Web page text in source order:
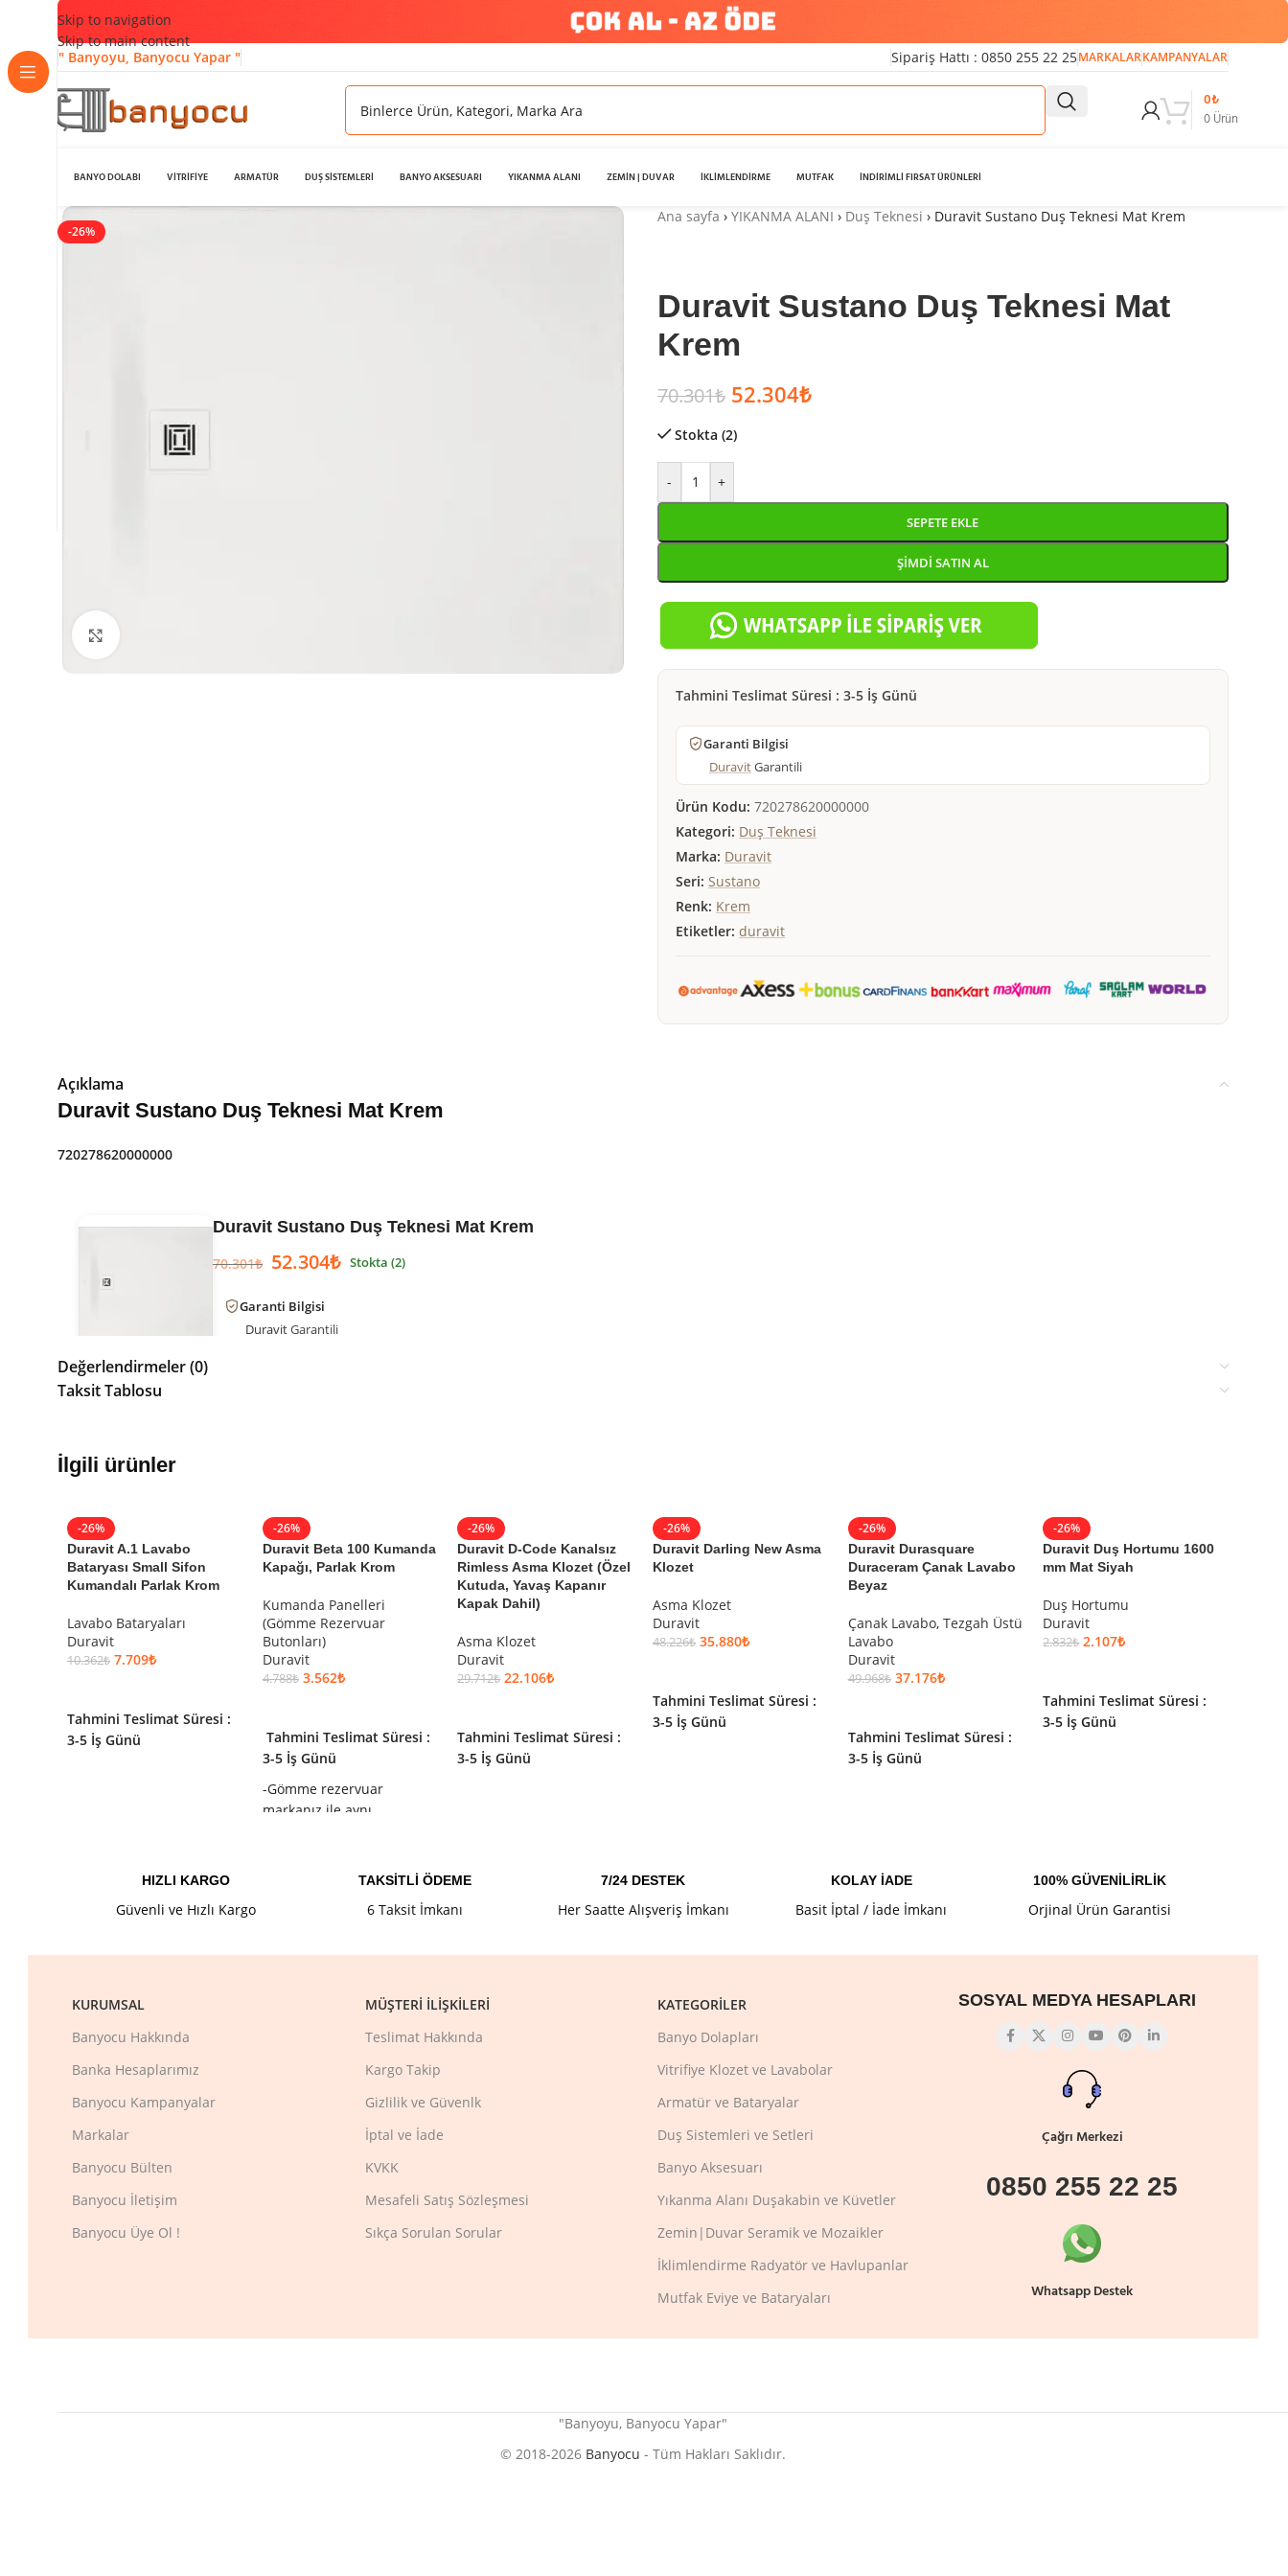
Skip to navigation
Skip to main content
" Banyoyu, Banyocu Yapar "
Sipariş Hattı : 0850 255 22 25MARKALARKAMPANYALAR
0Ürün
0₺
BANYO DOLABI VİTRİFİYE ARMATÜR DUŞ SİSTEMLERİ BANYO AKSESUARI YIKANMA ALANI ZEMİN | DUVAR İKLİMLENDİRME MUTFAK İNDİRİMLİ FIRSAT ÜRÜNLERİ
-26%
Ana sayfa › YIKANMA ALANI › Duş Teknesi › Duravit Sustano Duş Teknesi Mat Krem
Duravit Sustano Duş Teknesi Mat
Krem
70.301₺ 52.304₺
Stokta (2)
- +
SEPETE EKLE
ŞIMDI SATIN AL
Tahmini Teslimat Süresi : 3-5 İş Günü
Garanti Bilgisi
DuravitGarantili
Ürün Kodu: 720278620000000
Kategori: Duş Teknesi
Marka: Duravit
Seri: Sustano
Renk: Krem
Etiketler: duravit
Açıklama
Duravit Sustano Duş Teknesi Mat Krem
720278620000000
Duravit Sustano Duş Teknesi Mat Krem
70.301₺ 52.304₺ Stokta (2)
Garanti Bilgisi
DuravitGarantili
Değerlendirmeler (0)
Taksit Tablosu
İlgili ürünler
-26%
Duravit A.1 Lavabo
Bataryası Small Sifon
Kumandalı Parlak Krom
Lavabo Bataryaları
Duravit
10.362₺ 7.709₺
Tahmini Teslimat Süresi :
3-5 İş Günü
-26%
Duravit Beta 100 Kumanda
Kapağı, Parlak Krom
Kumanda Panelleri
(Gömme Rezervuar
Butonları)
Duravit
4.788₺ 3.562₺
Tahmini Teslimat Süresi :
3-5 İş Günü
-Gömme rezervuar
markanız ile aynı
-26%
Duravit D-Code Kanalsız
Rimless Asma Klozet (Özel
Kutuda, Yavaş Kapanır
Kapak Dahil)
Asma Klozet
Duravit
29.712₺ 22.106₺
Tahmini Teslimat Süresi :
3-5 İş Günü
-26%
Duravit Darling New Asma
Klozet
Asma Klozet
Duravit
48.226₺ 35.880₺
Tahmini Teslimat Süresi :
3-5 İş Günü
-26%
Duravit Durasquare
Duraceram Çanak Lavabo
Beyaz
Çanak Lavabo, Tezgah Üstü
Lavabo
Duravit
49.968₺ 37.176₺
Tahmini Teslimat Süresi :
3-5 İş Günü
-26%
Duravit Duş Hortumu 1600
mm Mat Siyah
Duş Hortumu
Duravit
2.832₺ 2.107₺
Tahmini Teslimat Süresi :
3-5 İş Günü
HIZLI KARGO
Güvenli ve Hızlı Kargo
TAKSİTLİ ÖDEME
6 Taksit İmkanı
7/24 DESTEK
Her Saatte Alışveriş İmkanı
KOLAY İADE
Basit İptal / İade İmkanı
100% GÜVENİLİRLİK
Orjinal Ürün Garantisi
KURUMSAL
Banyocu Hakkında
Banka Hesaplarımız
Banyocu Kampanyalar
Markalar
Banyocu Bülten
Banyocu İletişim
Banyocu Üye Ol !
MÜŞTERI İLIŞKILERI
Teslimat Hakkında
Kargo Takip
Gizlilik ve Güvenlk
İptal ve İade
KVKK
Mesafeli Satış Sözleşmesi
Sıkça Sorulan Sorular
KATEGORILER
Banyo Dolapları
Vitrifiye Klozet ve Lavabolar
Armatür ve Bataryalar
Duş Sistemleri ve Setleri
Banyo Aksesuarı
Yıkanma Alanı Duşakabin ve Küvetler
Zemin|Duvar Seramik ve Mozaikler
İklimlendirme Radyatör ve Havlupanlar
Mutfak Eviye ve Bataryaları
SOSYAL MEDYA HESAPLARI
Çağrı Merkezi
0850 255 22 25
Whatsapp Destek
"Banyoyu, Banyocu Yapar"
© 2018-2026 Banyocu - Tüm Hakları Saklıdır.